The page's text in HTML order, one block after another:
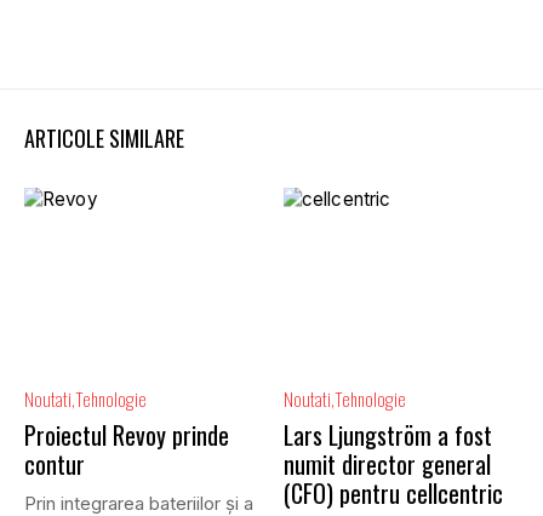
ARTICOLE SIMILARE
NoutatiTehnologie
Proiectul Revoy prinde
contur
Prin integrarea bateriilor și a
NoutatiTehnologie
Lars Ljungström a fost
numit director general
(CFO) pentru cellcentric